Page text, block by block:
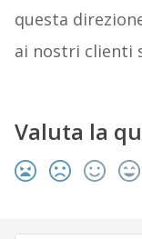
questa
ai nostri clienti
Valuta la